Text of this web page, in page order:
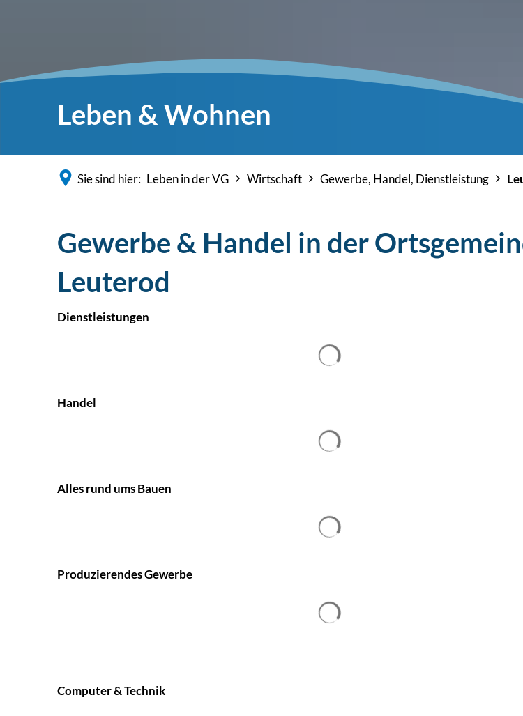
Leben & Wohnen
Sie sind hier: Leben in der VG Wirtschaft Gewerbe, Handel, Dienstleistung
Gewerbe & Handel in der
Leuterod
Dienstleistungen
Handel
Alles rund ums Bauen
Produzierendes Gewerbe
Computer & Technik